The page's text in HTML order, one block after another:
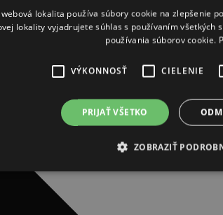
lokalita používa súbory cookie na zlepšenie
lokality vyjadrujete súhlas s používaním všetkých
používania súborov cookie.
VÝKONNOSŤ CIELENIE
PRIJAŤ VŠETKO
ZOBRAZIŤ